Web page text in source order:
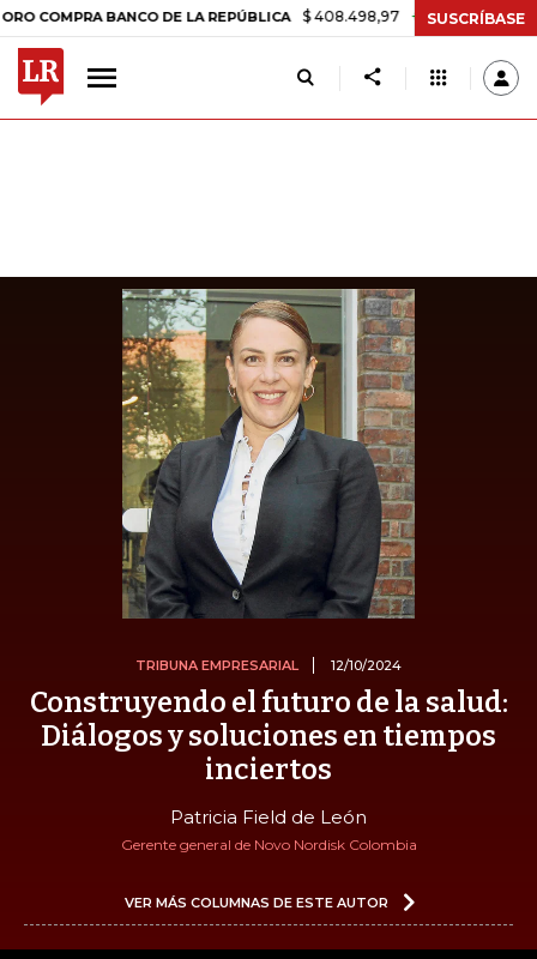
BANCO DE LA REPÚBLICA $ 408.498,97 +$ 8.753,81 +2,19%
SUSCRÍBASE
TRIBUNA EMPRESARIAL 12/10/2024
Construyendo el futuro de la salud:
Diálogos y soluciones en tiempos
inciertos
Patricia Field de León
Gerente general de Novo Nordisk Colombia
VER MÁS COLUMNAS DE ESTE AUTOR